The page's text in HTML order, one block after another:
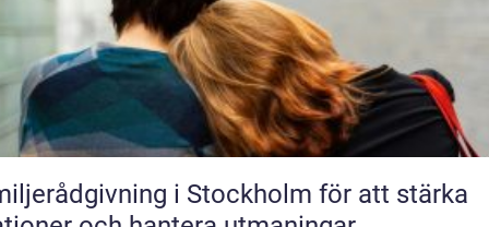
i Stockholm för att stärka